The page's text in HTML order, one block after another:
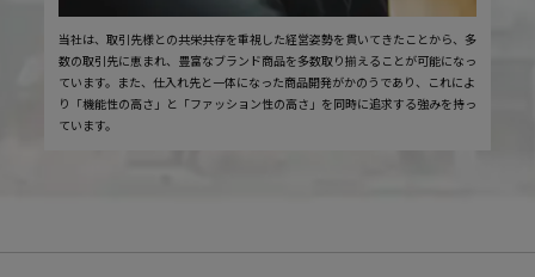
当社は、取引先様との共栄共存を重視した経営姿勢を貫いてきたことから、多
数の取引先に恵まれ、豊富なブランド商品を多数取り揃えることが可能になっ
ています。また、仕入れ先と一体になった商品開発がかのうであり、これによ
り「機能性の高さ」と「ファッション性の高さ」を同時に追求する強みを持っ
ています。